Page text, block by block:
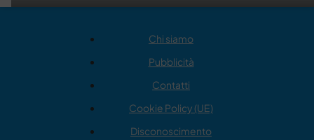
Chi siamo
Pubblicità
Contatti
Cookie Policy (UE)
Disconoscimento